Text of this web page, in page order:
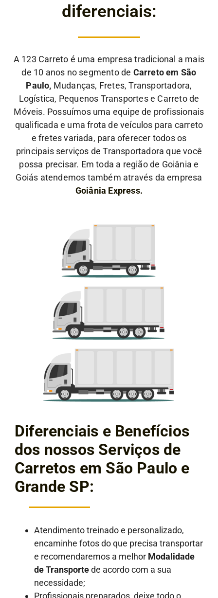
diferenciais:
A 123 Carreto é uma empresa tradicional a mais
de 10 anos no segmento de Carreto em São
Paulo, Mudanças, Fretes, Transportadora,
Logística, Pequenos Transportes e Carreto de
Móveis. Possuímos uma equipe de profissionais
qualificada e uma frota de veículos para carreto
e fretes variada, para oferecer todos os
principais serviços de Transportadora que você
possa precisar. Em toda a região de Goiânia e
Goiás atendemos também através da empresa
Goiânia Express.
Diferenciais e Benefícios
dos nossos Serviços de
Carretos em São Paulo e
Grande SP:
Atendimento treinado e personalizado,
encaminhe fotos do que precisa transportar
e recomendaremos a melhor Modalidade
de Transportede acordo com a sua
necessidade;
Profissionais preparados, deixe todo o